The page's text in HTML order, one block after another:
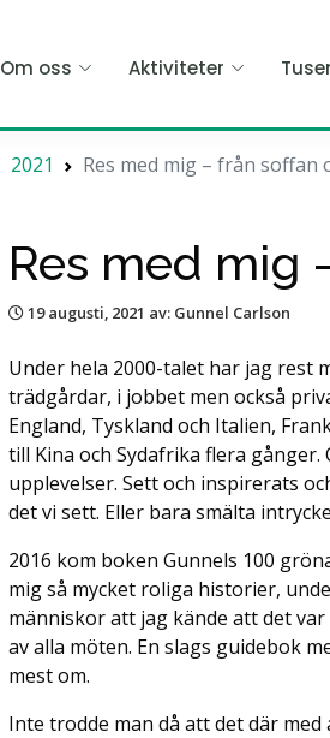
Om oss Aktiviteter
2021 Res med mig – från soffan
Res med mig
19 augusti, 2021 av: Gunnel Carlson
Under hela 2000-talet har jag rest
trädgårdar, i jobbet men också
England, Tyskland och Italien,
till Kina och Sydafrika flera
upplevelser. Sett och inspirerats
det vi sett. Eller bara smälta
2016 kom boken Gunnels 100
mig så mycket roliga historier,
människor att jag kände att det
av alla möten. En slags guidebok
mest om.
Inte trodde man då att det där